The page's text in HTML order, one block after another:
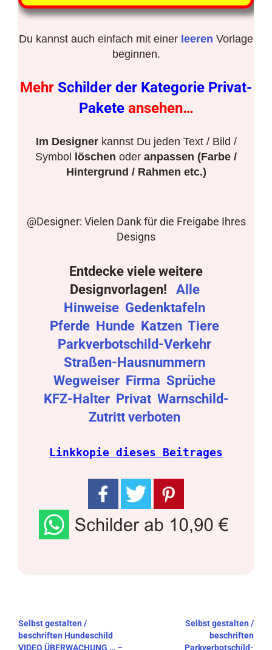
Du kannst auch einfach mit einer leeren Vorlage
beginnen.
Mehr Schilder der Kategorie Privat-
Pakete ansehen…
Im Designerkannst Du jeden Text / Bild /
Symbol
löschen oder anpassen (Farbe /
Hintergrund / Rahmen etc.)
@Designer: Vielen Dank für die Freigabe Ihres
Designs
Entdecke viele weitere
Designvorlagen!
Alle
Hinweise Gedenktafeln
Pferde Hunde Katzen Tiere
Parkverbotschild-Verkehr
Straßen-Hausnummern
Wegweiser Firma Sprüche
KFZ-Halter Privat Warnschild-
Zutritt verboten
Linkkopie dieses Beitrages
Beitragsnavigation
Selbst gestalten /
beschriften Hundeschild
VIDEO ÜBERWACHUNG … –
Selbst gestalten /
beschriften
Parkverbotschild-